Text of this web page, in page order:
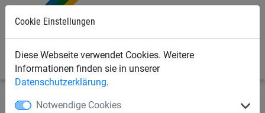
Cookie Einstellungen
Diese Webseite verwendet Cookies. Weitere
Informationen finden sie in unserer
Datenschutzerklärung.
Notwendige Cookies
Sportnetze Handballnetze